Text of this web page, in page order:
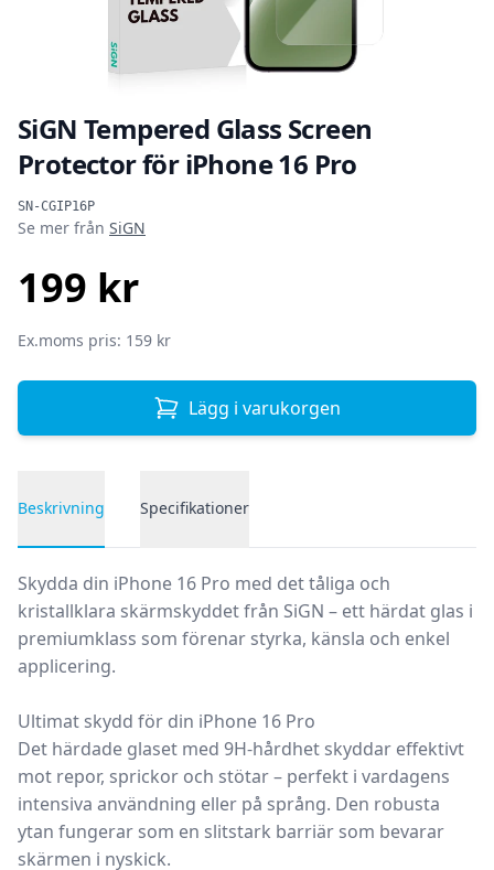
SiGN Tempered Glass Screen
Protector för iPhone 16 Pro
SN-CGIP16P
Produktinformation
Se mer från SiGN
199 kr
Ex.moms pris: 159 kr
Lägg i varukorgen
Beskrivning Specifikationer
Skydda din iPhone 16 Pro med det tåliga och
kristallklara skärmskyddet från SiGN – ett härdat glas i
premiumklass som förenar styrka, känsla och enkel
applicering.
Ultimat skydd för din iPhone 16 Pro
Det härdade glaset med 9H-hårdhet skyddar effektivt
mot repor, sprickor och stötar – perfekt i vardagens
intensiva användning eller på språng. Den robusta
ytan fungerar som en slitstark barriär som bevarar
skärmen i nyskick.